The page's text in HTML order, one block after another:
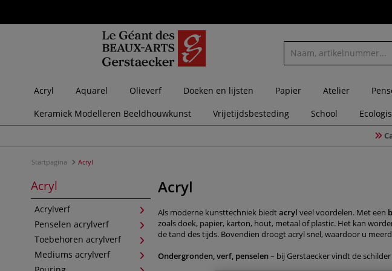
Acryl Aquarel Olieverf Doeken en lijsten Papier Atelier
Keramiek Modelleren Beeldhouwkunst
Vrijetijdsbesteding School
Startpagina Acryl
Acryl
Acrylverf
Penselen acrylverf
Toebehoren acrylverf
Mediums acrylverf
Acryl
Als moderne kunsttechniek biedtacryl veel voordelen. Met een
zoals doek, papier, karton, hout, metaal of plastic. Het kan
de tand des tijds. Bovendien droogt acryl snel, waardoor u
Ondergronden, verf, penselen– bij Gerstaecker vindt de